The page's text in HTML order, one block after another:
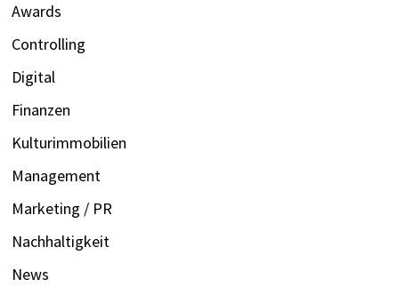
Awards
Controlling
Digital
Finanzen
Kulturimmobilien
Management
Marketing / PR
Nachhaltigkeit
News